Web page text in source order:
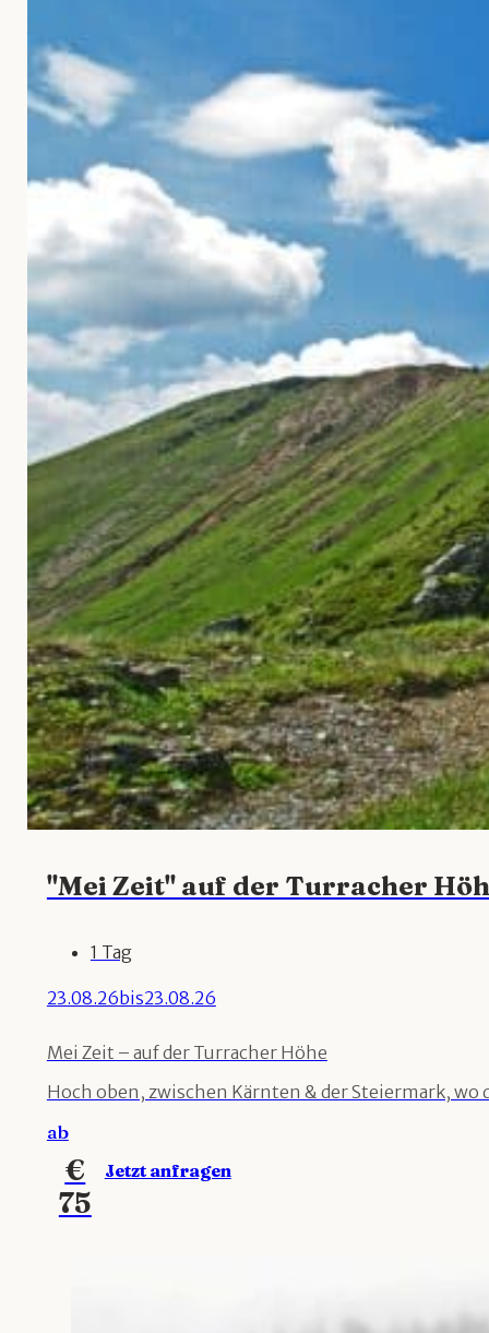
"Mei Zeit" auf der Turracher
1 Tag
23.08.26bis23.08.26
Mei Zeit – auf der Turracher Höhe
Hoch oben, zwischen Kärnten & der Steiermark, wo
ab
€
75
Jetzt anfragen